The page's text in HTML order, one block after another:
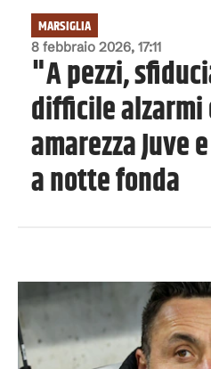
8 febbraio 2026, 17:11
MARSIGLIA
"A pezzi,
difficile alzarmi
amarezza Juve
a notte fonda